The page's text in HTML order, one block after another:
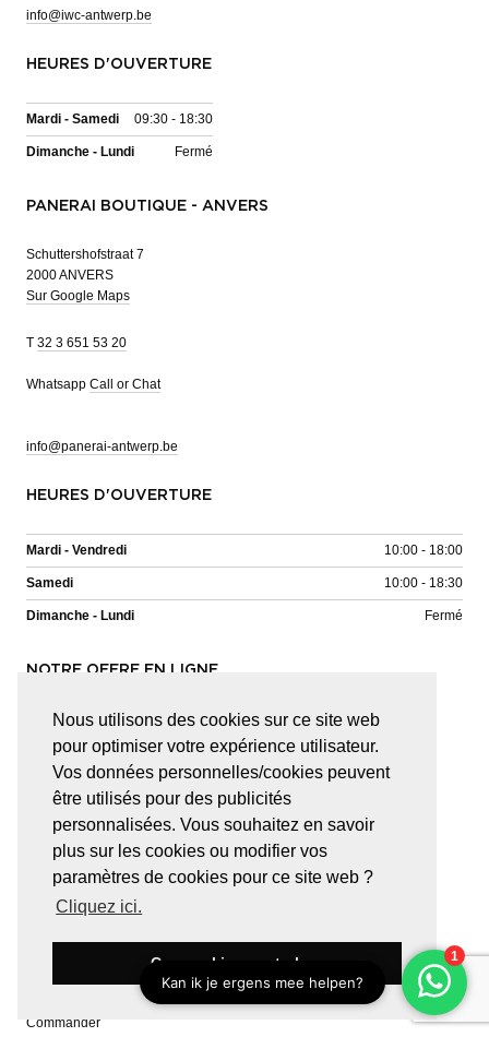
Nous utilisons des cookies sur ce site web
pour optimiser votre expérience utilisateur.
Vos données personnelles/cookies peuvent
être utilisés pour des publicités
personnalisées. Vous souhaitez en savoir
plus sur les cookies ou modifier vos
paramètres de cookies pour ce site web ?
Cliquez ici.
Ces cookies sont ok
info@iwc-antwerp.be
HEURES D'OUVERTURE
Mardi - Samedi 09:30 - 18:30
Dimanche - Lundi Fermé
PANERAI BOUTIQUE - ANVERS
Schuttershofstraat 7
2000 ANVERS
Sur Google Maps
T 32 3 651 53 20
Whatsapp Call or Chat
info@panerai-antwerp.be
HEURES D'OUVERTURE
Mardi - Vendredi 10:00 - 18:00
Samedi 10:00 - 18:30
Dimanche - Lundi Fermé
NOTRE OFFRE EN LIGNE
Horlogerie IWC Schaffhausen
Panerai horlogerie
Horlogerie Hublot
Horlogerie Baume & Mercier
Horlogerie Bell & Ross
Horlogerie Jaeger-LeCoultre
Haesevoets Exquisite
Mattioli
Pasquale Bruni
RF Jewels
Commander